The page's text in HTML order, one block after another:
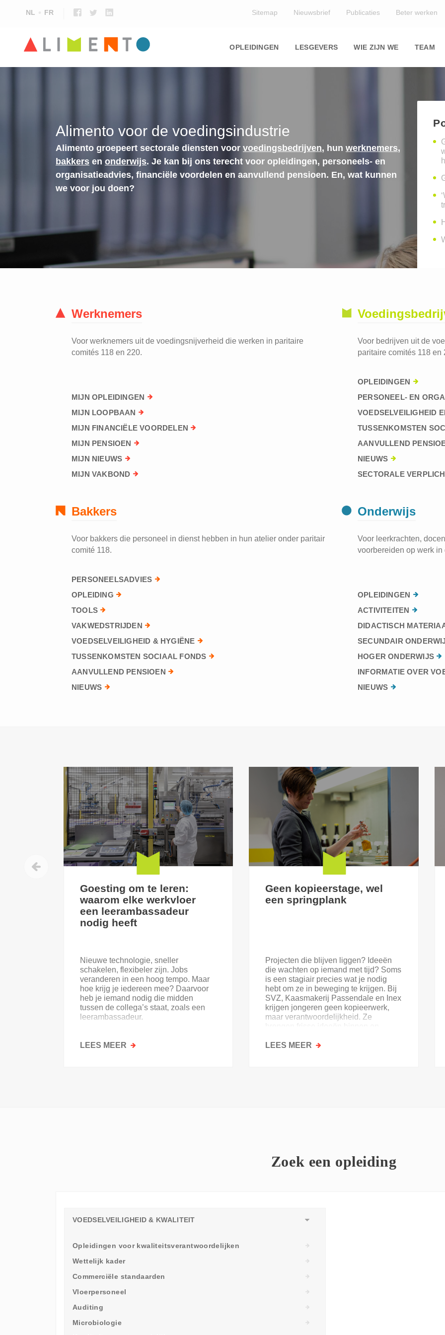
NL FR Sitemap Nieuwsbrief Publicaties Beter werken
navigation
OPLEIDINGEN LESGEVERS WIE ZIJN WE TEAM
Alimento voor de voedingsindustrie
Alimento groepeert sectorale diensten voor voedingsbedrijven, hun werknemers,
bakkers en onderwijs. Je kan bij ons terecht voor opleidingen, personeels- en
organisatieadvies, financiële voordelen en aanvullend pensioen. En, wat kunnen
we voor jou doen?
Werknemers
Voor werknemers uit de voedingsnijverheid die werken in paritaire
comités 118 en 220.
MIJN OPLEIDINGEN
MIJN LOOPBAAN
MIJN FINANCIËLE VOORDELEN
MIJN PENSIOEN
MIJN NIEUWS
MIJN VAKBOND
Voor bedrijven uit de
paritaire comités 118 en
OPLEIDINGEN
PERSONEEL- EN
VOEDSELVEILIGHEID
TUSSENKOMSTEN
AANVULLEND
NIEUWS
SECTORALE
Bakkers
Voor bakkers die personeel in dienst hebben in hun atelier onder paritair
comité 118.
PERSONEELSADVIES
OPLEIDING
TOOLS
VAKWEDSTRIJDEN
VOEDSELVEILIGHEID & HYGIËNE
TUSSENKOMSTEN SOCIAAL FONDS
AANVULLEND PENSIOEN
NIEUWS
Onderwijs
Voor leerkrachten,
voorbereiden op werk
OPLEIDINGEN
ACTIVITEITEN
DIDACTISCH
SECUNDAIR
HOGER ONDERWIJS
INFORMATIE OVER
NIEUWS
Goesting om te leren:
waarom elke werkvloer
een leerambassadeur
nodig heeft
Nieuwe technologie, sneller
schakelen, flexibeler zijn. Jobs
veranderen in een hoog tempo. Maar
hoe krijg je iedereen mee? Daarvoor
heb je iemand nodig die midden
tussen de collega’s staat, zoals een
leerambassadeur.
LEES MEER OVER
Geen kopieerstage, wel
een springplank
Projecten die blijven liggen? Ideeën
die wachten op iemand met tijd? Soms
is een stagiair precies wat je nodig
hebt om ze in beweging te krijgen. Bij
SVZ, Kaasmakerij Passendale en Inex
krijgen jongeren geen kopieerwerk,
maar verantwoordelijkheid. Ze
brengen frisse ideeën binnen en
LEES MEER OVER
Zoek een opleiding
VOEDSELVEILIGHEID & KWALITEIT
Opleidingen voor kwaliteitsverantwoordelijken
Wettelijk kader
Commerciële standaarden
Vloerpersoneel
Auditing
Microbiologie